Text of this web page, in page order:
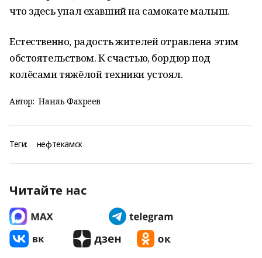
что здесь упал ехавший на самокате малыш.
Естественно, радость жителей отравлена этим
обстоятельством. К счастью, бордюр под
колёсами тяжёлой техники устоял.
Автор: Наиль Фахреев
Теги: нефтекамск
Читайте нас